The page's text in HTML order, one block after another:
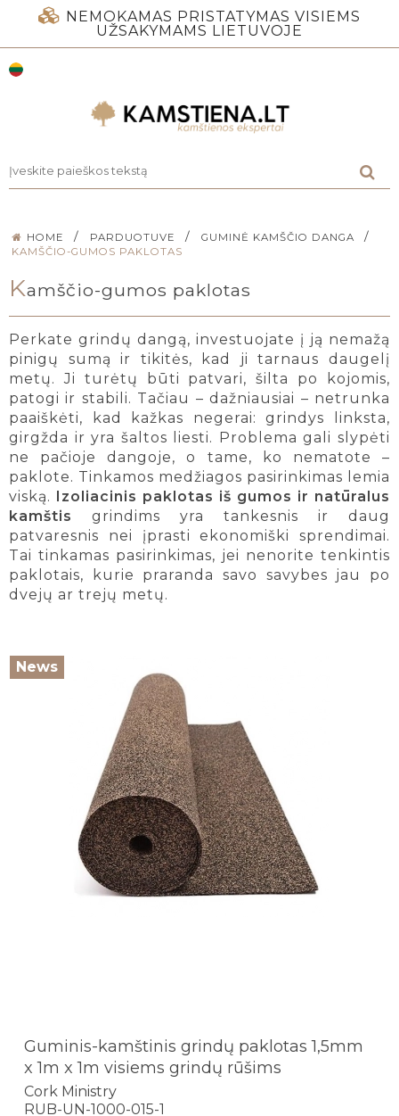
NEMOKAMAS PRISTATYMAS VISIEMS
UŽSAKYMAMS LIETUVOJE
HOME / PARDUOTUVE / GUMINĖ KAMŠČIO DANGA /
KAMŠČIO-GUMOS PAKLOTAS
Kamščio-gumos paklotas
Perkate grindų dangą, investuojate į ją nemažą
pinigų sumą ir tikitės, kad ji tarnaus daugelį
metų. Ji turėtų būti patvari, šilta po kojomis,
patogi ir stabili. Tačiau – dažniausiai – netrunka
paaiškėti, kad kažkas negerai: grindys linksta,
girgžda ir yra šaltos liesti. Problema gali slypėti
ne pačioje dangoje, o tame, ko nematote –
paklote. Tinkamos medžiagos pasirinkimas lemia
viską.
Izoliacinis paklotas iš gumos ir natūralus
kamštis
grindims yra tankesnis ir daug
patvaresnis nei įprasti ekonomiški sprendimai.
Tai tinkamas pasirinkimas, jei nenorite tenkintis
paklotais, kurie praranda savo savybes jau po
dvejų ar trejų metų.
News
Guminis-kamštinis grindų paklotas 1,5mm
x 1m x 1m visiems grindų rūšims
Cork Ministry
RUB-UN-1000-015-1